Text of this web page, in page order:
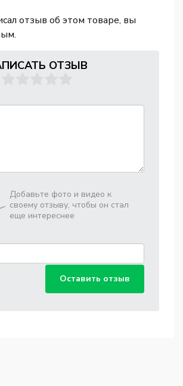
отзыв об этом товаре, вы
ОТЗЫВ
Добавьте фото и видео к
своему отзыву, чтобы он стал
еще интереснее
Оставить отзыв